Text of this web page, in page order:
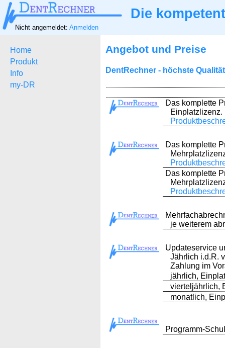
Die
Nicht angemeldet: Anmelden
Home
Produkt
Info
my-DR
Angebot und Preise
DentRechner - höchste
Das komplette
Einplatzlizenz.
Das komplette
Das komplette
je weiterem
Updateservice
Jährlich i.d.R.
Zahlung im
jährlich,
vierteljährlich,
monatlich,
Programm-